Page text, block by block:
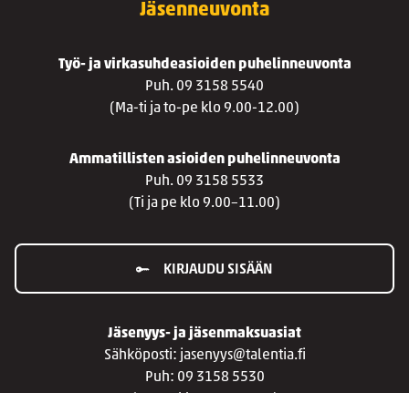
Jäsenneuvonta
Työ- ja virkasuhdeasioiden puhelinneuvonta
Puh. 09 3158 5540
(Ma-ti ja to-pe klo 9.00-12.00)
Ammatillisten asioiden puhelinneuvonta
Puh. 09 3158 5533
(Ti ja pe klo 9.00–11.00)
KIRJAUDU SISÄÄN
Jäsenyys- ja jäsenmaksuasiat
Sähköposti: jasenyys@talentia.fi
Puh: 09 3158 5530